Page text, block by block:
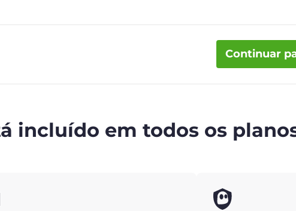
Continuar
incluído em todos os